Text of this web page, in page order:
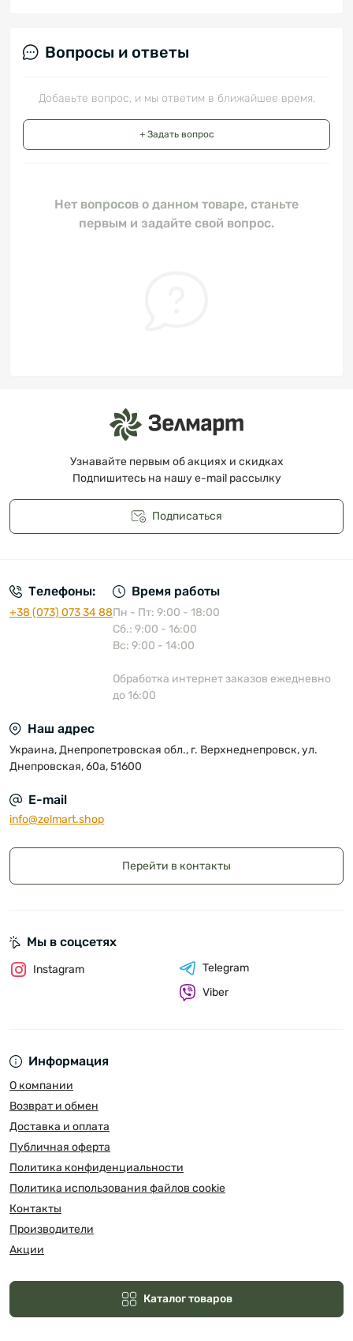
Вопросы и ответы
Добавьте вопрос, и мы ответим в ближайшее время.
+ Задать вопрос
Нет вопросов о данном товаре, станьте
первым и задайте свой вопрос.
Узнавайте первым об акциях и скидках
Подпишитесь на нашу e-mail рассылку
Подписаться
Телефоны:
+38 (073) 073 34 88
Время работы
Пн - Пт: 9:00 - 18:00
Сб.: 9:00 - 16:00
Вс: 9:00 - 14:00
Обработка интернет заказов ежедневно
до 16:00
Наш адрес
Украина, Днепропетровская обл., г. Верхнеднепровск, ул.
Днепровская, 60а, 51600
E-mail
info@zelmart.shop
Перейти в контакты
Информация
О компании
Возврат и обмен
Доставка и оплата
Публичная оферта
Политика конфиденциальности
Политика использования файлов cookie
Контакты
Производители
Акции
Каталог товаров
Мы в соцсетях
Instagram
Telegram
Viber